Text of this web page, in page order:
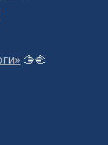
🫱‍🫲